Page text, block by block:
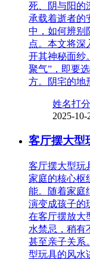
死、阴与阳的
承载着逝者的
中，如何辨别
点。本文将深
开其神秘面纱
聚气”，即要
方。阴宅的地
姓名打分
2025-10-
客厅摆大型
客厅摆大型玩
家庭的核心枢
能。随着家庭
演变成孩子的
在客厅摆放大
水禁忌，稍有
甚至亲子关系
型玩具的风水